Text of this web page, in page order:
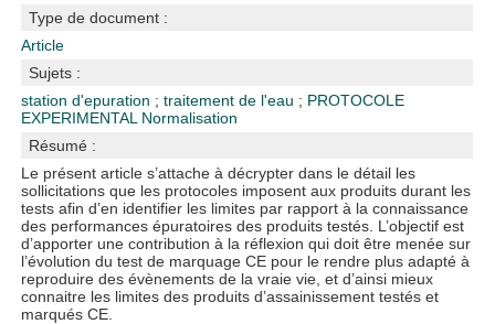
Type de document :
Article
Sujets :
station d'epuration ;traitement de l'eau ; PROTOCOLE
EXPERIMENTAL Normalisation
Résumé :
Le présent article s’attache à décrypter dans le détail les
sollicitations que les protocoles imposent aux produits durant les
tests afin d’en identifier les limites par rapport à la connaissance
des performances épuratoires des produits testés. L’objectif est
d’apporter une contribution à la réflexion qui doit être menée sur
l’évolution du test de marquage CE pour le rendre plus adapté à
reproduire des évènements de la vraie vie, et d’ainsi mieux
connaitre les limites des produits d’assainissement testés et
marqués CE.